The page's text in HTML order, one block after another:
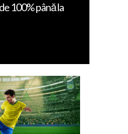
100% până la